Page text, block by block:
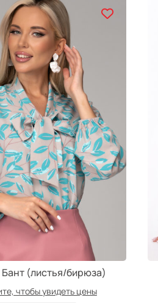
Бант (листья/бирюза)
чтобы увидеть цены